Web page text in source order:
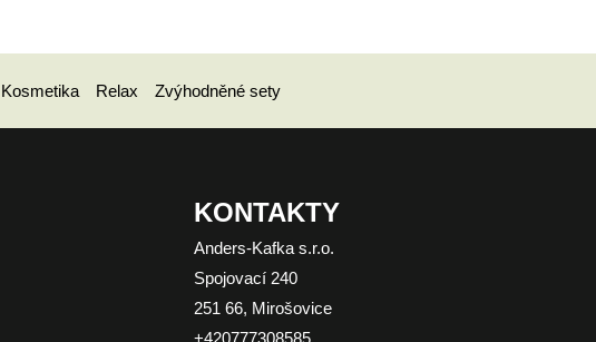
Kosmetika Relax Zvýhodněné sety
KONTAKTY
Anders-Kafka s.r.o.
Spojovací 240
251 66, Mirošovice
+420777308585